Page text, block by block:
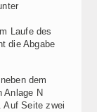
Laufe des
die Abgabe
dem
Anlage N
Auf Seite zwei